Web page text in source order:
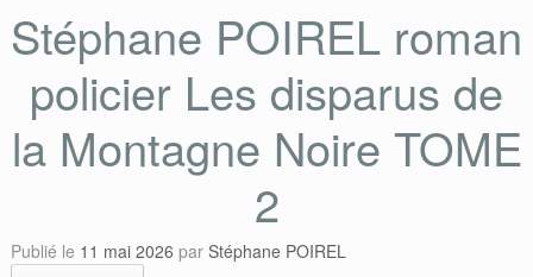
Stéphane POIREL roman
policier Les disparus de
la Montagne Noire TOME
2
Publié le 11 mai 2026 par Stéphane POIREL